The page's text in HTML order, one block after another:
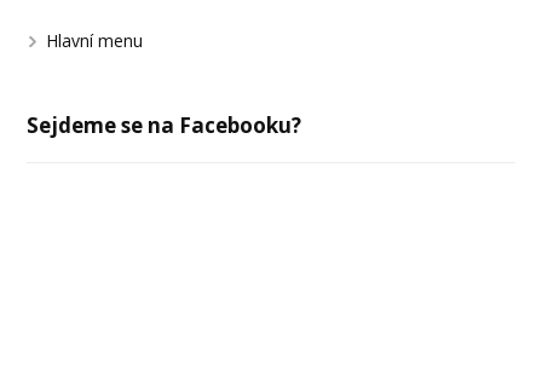
Hlavní menu
Sejdeme se na Facebooku?